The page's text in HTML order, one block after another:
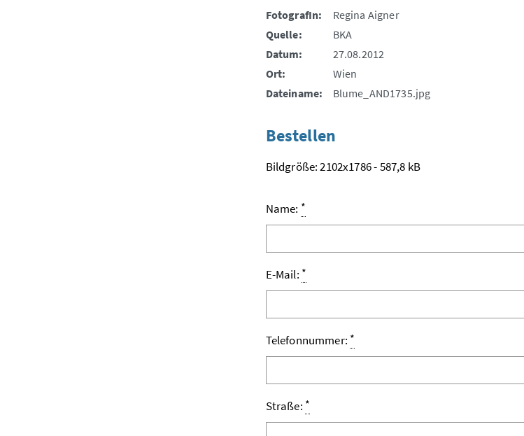
FotografIn:
Regina Aigner
Quelle:
BKA
Datum:
27.08.2012
Ort:
Wien
Dateiname:
Blume_AND1735.jpg
Bestellen
Bildgröße: 2102x1786 - 587,8 kB
Name: *
E-Mail: *
Telefonnummer: *
Straße: *